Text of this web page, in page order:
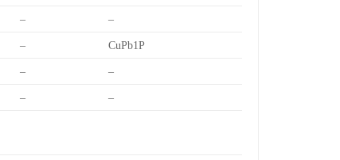
– –
– CuPb1P
– –
– –